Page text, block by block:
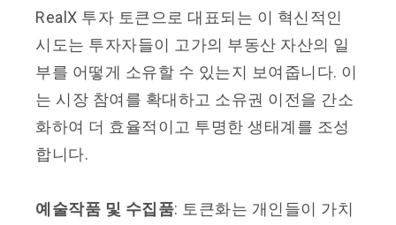
RealX 투자 토큰으로 대표되는 이 혁신적인
시도는 투자자들이 고가의 부동산 자산의 일
부를 어떻게 소유할 수 있는지 보여줍니다. 이
는 시장 참여를 확대하고 소유권 이전을 간소
화하여 더 효율적이고 투명한 생태계를 조성
합니다.
예 술작품 및 수집품: 토큰화는 개인들이 가치